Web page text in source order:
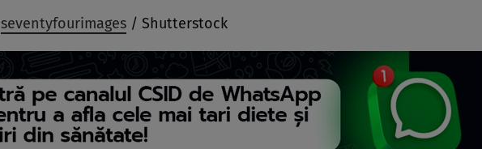
seventyfourimages / Shutterstock